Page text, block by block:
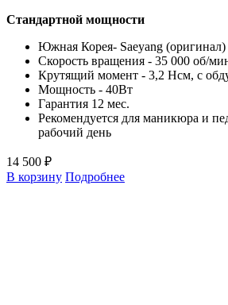
Стандартной мощности
Южная Корея- Saeyang (оригинал)
Скорость вращения - 35 000 об/
Крутящий момент - 3,2 Нсм, с
Мощность - 40Вт
Гарантия 12 мес.
Рекомендуется для маникюра и
рабочий день
14 500 ₽
В корзину Подробнее